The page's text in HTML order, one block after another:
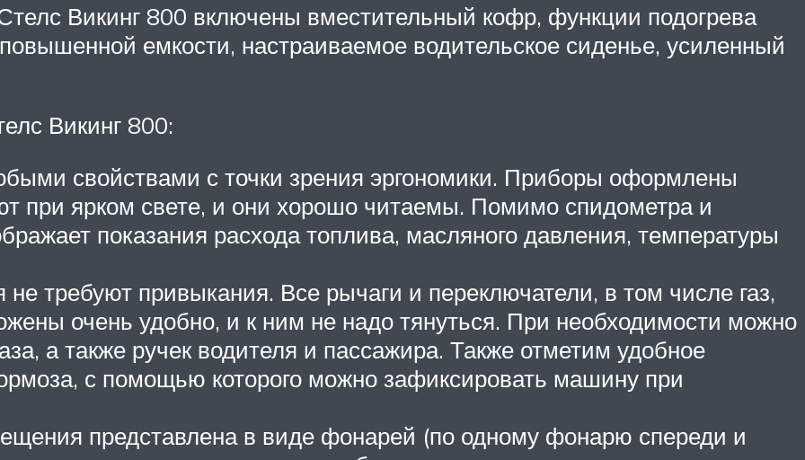
Викинг 800 включены вместительный кофр, функции подогрева
емкости, настраиваемое водительское сиденье, усиленный
Викинг 800:
свойствами с точки зрения эргономики. Приборы оформлены
при ярком свете, и они хорошо читаемы. Помимо спидометра и
показания расхода топлива, масляного давления, температуры
требуют привыкания. Все рычаги и переключатели, в том числе газ,
очень удобно, и к ним не надо тянуться. При необходимости можно
а также ручек водителя и пассажира. Также отметим удобное
с помощью которого можно зафиксировать машину при
представлена в виде фонарей (по одному фонарю спереди и